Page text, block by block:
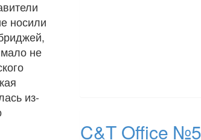
носили
мало не
из-
C&T Office